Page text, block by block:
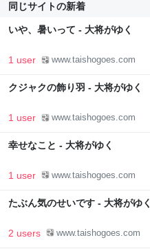
同じサイトの新着
いや、暑いって - 大将がゆく
1 user www.taishogoes.com
クジャクの飾り羽 - 大将がゆく
1 user www.taishogoes.com
幸せなこと - 大将がゆく
1 user www.taishogoes.com
たぶん気のせいです - 大将がゆく
2 users www.taishogoes.com